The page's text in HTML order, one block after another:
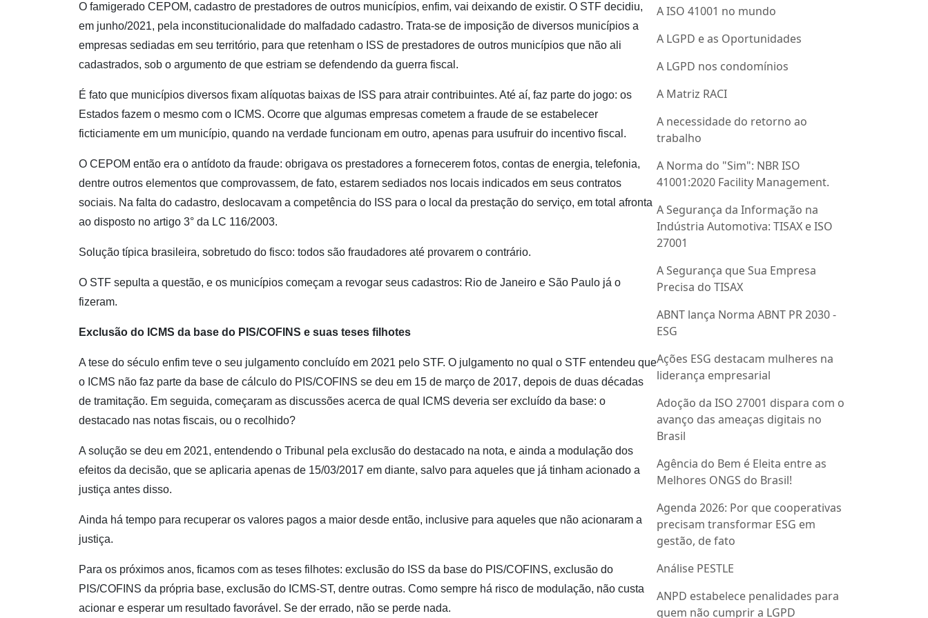
O famigerado CEPOM, cadastro de prestadores de outros municípios, enfim, vai deixando de existir. O STF decidiu,
em junho/2021, pela inconstitucionalidade do malfadado cadastro. Trata-se de imposição de diversos municípios a
empresas sediadas em seu território, para que retenham o ISS de prestadores de outros municípios que não ali
cadastrados, sob o argumento de que estriam se defendendo da guerra fiscal.
É fato que municípios diversos fixam alíquotas baixas de ISS para atrair contribuintes. Até aí, faz parte do jogo: os
Estados fazem o mesmo com o ICMS. Ocorre que algumas empresas cometem a fraude de se estabelecer
ficticiamente em um município, quando na verdade funcionam em outro, apenas para usufruir do incentivo fiscal.
O CEPOM então era o antídoto da fraude: obrigava os prestadores a fornecerem fotos, contas de energia, telefonia,
dentre outros elementos que comprovassem, de fato, estarem sediados nos locais indicados em seus contratos
sociais. Na falta do cadastro, deslocavam a competência do ISS para o local da prestação do serviço, em total afronta
ao disposto no artigo 3° da LC 116/2003.
Solução típica brasileira, sobretudo do fisco: todos são fraudadores até provarem o contrário.
O STF sepulta a questão, e os municípios começam a revogar seus cadastros: Rio de Janeiro e São Paulo já o
fizeram.
Exclusão do ICMS da base do PIS/COFINS e suas teses filhotes
A tese do século enfim teve o seu julgamento concluído em 2021 pelo STF. O julgamento no qual o STF entendeu que
o ICMS não faz parte da base de cálculo do PIS/COFINS se deu em 15 de março de 2017, depois de duas décadas
de tramitação. Em seguida, começaram as discussões acerca de qual ICMS deveria ser excluído da base: o
destacado nas notas fiscais, ou o recolhido?
A solução se deu em 2021, entendendo o Tribunal pela exclusão do destacado na nota, e ainda a modulação dos
efeitos da decisão, que se aplicaria apenas de 15/03/2017 em diante, salvo para aqueles que já tinham acionado a
justiça antes disso.
Ainda há tempo para recuperar os valores pagos a maior desde então, inclusive para aqueles que não acionaram a
justiça.
Para os próximos anos, ficamos com as teses filhotes: exclusão do ISS da base do PIS/COFINS, exclusão do
PIS/COFINS da própria base, exclusão do ICMS-ST, dentre outras. Como sempre há risco de modulação, não custa
acionar e esperar um resultado favorável. Se der errado, não se perde nada.
A ISO 41001 no mundo
A LGPD e as Oportunidades
A LGPD nos condomínios
A Matriz RACI
A necessidade do retorno ao
trabalho
A Norma do "Sim": NBR ISO
41001:2020 Facility Management.
A Segurança da Informação na
Indústria Automotiva: TISAX e ISO
27001
A Segurança que Sua Empresa
Precisa do TISAX
ABNT lança Norma ABNT PR 2030 -
ESG
Ações ESG destacam mulheres na
liderança empresarial
Adoção da ISO 27001 dispara com o
avanço das ameaças digitais no
Brasil
Agência do Bem é Eleita entre as
Melhores ONGS do Brasil!
Agenda 2026: Por que cooperativas
precisam transformar ESG em
gestão, de fato
Análise PESTLE
ANPD estabelece penalidades para
quem não cumprir a LGPD